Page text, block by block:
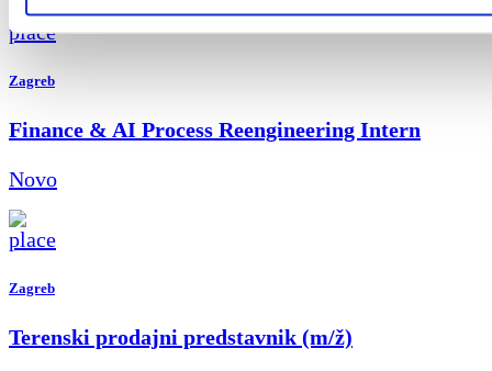
Zagreb
Finance & AI Process Reengineering Intern
Novo
Zagreb
Terenski prodajni predstavnik (m/ž)